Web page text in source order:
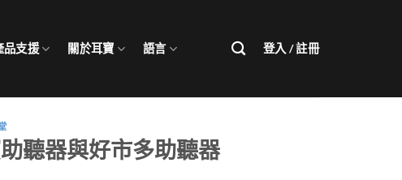
品支援 關於耳寶 語言 登入 / 註冊
聽器與好市多助聽器